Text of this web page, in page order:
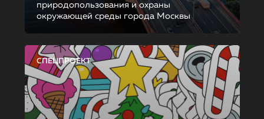
природопользования и охраны
окружающей среды города Москвы
СПЕЦПРОЕКТ